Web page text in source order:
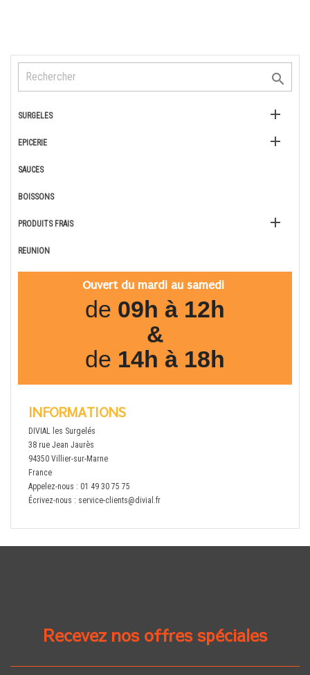

SURGELES 
EPICERIE 
SAUCES
BOISSONS
PRODUITS FRAIS 
REUNION
Ouvert du mardi au samedi
de 09h à 12h
&
de 14h à 18h
INFORMATIONS
DIVIAL les Surgelés
38 rue Jean Jaurès
94350 Villier-sur-Marne
France
Appelez-nous : 01 49 30 75 75
Écrivez-nous : service-clients@divial.fr
Recevez nos offres spéciales